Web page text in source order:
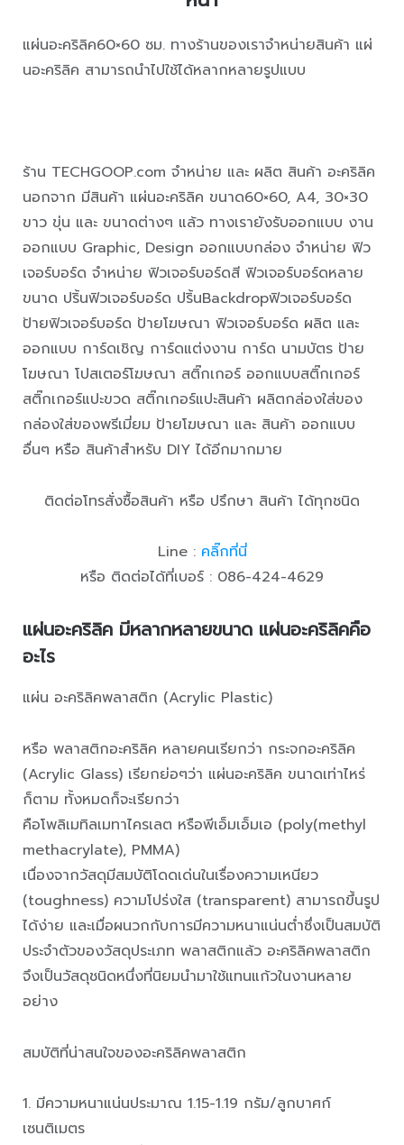
แผ่นอะคริลิค60×60 ซม. ทางร้านของเราจำหน่ายสินค้า แผ่
นอะคริลิค สามารถนำไปใช้ได้หลากหลายรูปแบบ
ร้าน TECHGOOP.com จำหน่าย และ ผลิต สินค้า อะคริลิค
นอกจาก มีสินค้า แผ่นอะคริลิค ขนาด60×60, A4, 30×30
ขาว ขุ่น และ ขนาดต่างๆ แล้ว ทางเรายังรับออกแบบ งาน
ออกแบบ Graphic, Design ออกแบบกล่อง จำหน่าย ฟิว
เจอร์บอร์ด จำหน่าย ฟิวเจอร์บอร์ดสี ฟิวเจอร์บอร์ดหลาย
ขนาด ปริ้นฟิวเจอร์บอร์ด ปริ้นBackdropฟิวเจอร์บอร์ด
ป้ายฟิวเจอร์บอร์ด ป้ายโฆษณา ฟิวเจอร์บอร์ด ผลิต และ
ออกแบบ การ์ดเชิญ การ์ดแต่งงาน การ์ด นามบัตร ป้าย
โฆษณา โปสเตอร์โฆษณา สติ๊กเกอร์ ออกแบบสติ๊กเกอร์
สติ๊กเกอร์แปะขวด สติ๊กเกอร์แปะสินค้า ผลิตกล่องใส่ของ
กล่องใส่ของพรีเมี่ยม ป้ายโฆษณา และ สินค้า ออกแบบ
อื่นๆ หรือ สินค้าสำหรับ DIY ได้อีกมากมาย
ติดต่อโทรสั่งซื้อสินค้า หรือ ปรึกษา สินค้า ได้ทุกชนิด
Line : คลิ๊กที่นี่
หรือ ติดต่อได้ที่เบอร์ : 086-424-4629
แผ่นอะคริลิค มีหลากหลายขนาด แผ่นอะคริลิคคือ
อะไร
แผ่น อะคริลิคพลาสติก (Acrylic Plastic)
หรือ พลาสติกอะคริลิค หลายคนเรียกว่า กระจกอะคริลิค
(Acrylic Glass) เรียกย่อๆว่า แผ่นอะคริลิค ขนาดเท่าไหร่
ก็ตาม ทั้งหมดก็จะเรียกว่า
คือโพลิเมทิลเมทาไครเลต หรือพีเอ็มเอ็มเอ (poly(methyl
methacrylate), PMMA)
เนื่องจากวัสดุมีสมบัติโดดเด่นในเรื่องความเหนียว
(toughness) ความโปร่งใส (transparent) สามารถขึ้นรูป
ได้ง่าย และเมื่อผนวกกับการมีความหนาแน่นต่ำซึ่งเป็นสมบัติ
ประจำตัวของวัสดุประเภท พลาสติกแล้ว อะคริลิคพลาสติก
จึงเป็นวัสดุชนิดหนึ่งที่นิยมนำมาใช้แทนแก้วในงานหลาย
อย่าง
สมบัติที่น่าสนใจของอะคริลิคพลาสติก
1. มีความหนาแน่นประมาณ 1.15-1.19 กรัม/ลูกบาศก์
เซนติเมตร